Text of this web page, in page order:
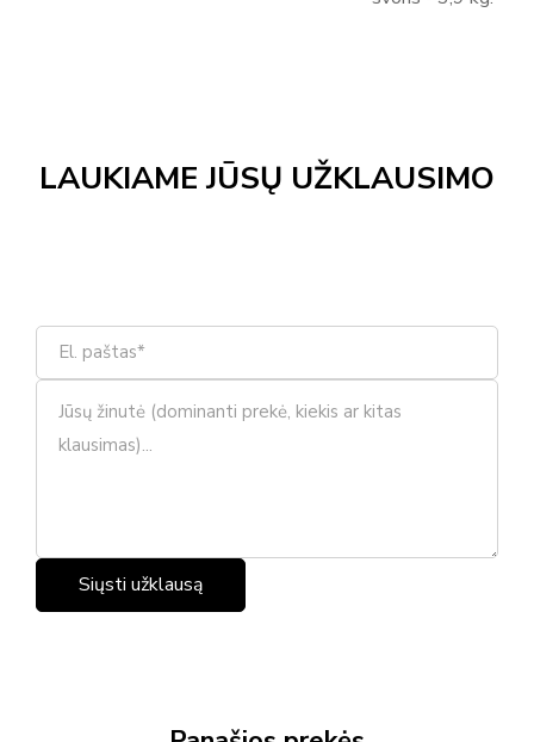
LAUKIAME JŪSŲ UŽKLAUSIMO